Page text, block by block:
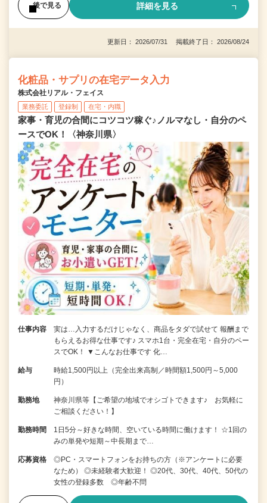
後で見る 詳細を見る
更新日： 2026/07/31 掲載終了日： 2026/08/24
化粧品・サプリの在宅データ入力
株式会社リアル・フェイス
業務委託 登録制 在宅・内職
家事・育児の合間にコツコツ稼ぐ♪ノルマなし・自分のペ
ースでOK！〈神奈川県〉
仕事内容
実は…入力するだけじゃなく、商品をタダで試せて 報酬まで
もらえるお得な仕事です♪ スマホ1台・完全在宅・自分のペー
スでOK！ ▼こんなお仕事です 化…
給与
時給1,500円以上（完全出来高制／時間額1,500円～5,000
円）
勤務地
神奈川県等【ご希望の地域でオシゴトできます♪ お気軽に
ご相談ください！】
勤務時間
1日5分～好きな時間、空いている時間に働けます！ ☆1回の
みの単発や短期～中長期まで…
応募資格
◎PC・スマートフォンをお持ちの方（※アンケートに必要
なため） ◎未経験者大歓迎！ ◎20代、30代、40代、50代の
女性の登録多数 ◎年齢不問